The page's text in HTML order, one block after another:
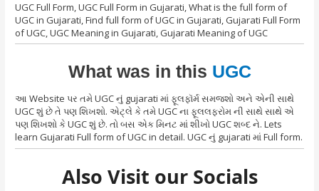
UGC Full Form, UGC Full Form in Gujarati, What is the full form of
UGC in Gujarati, Find full form of UGC in Gujarati, Gujarati Full Form
of UGC, UGC Meaning in Gujarati, Gujarati Meaning of UGC
What was in this UGC
આ Website પર તમે UGC નું gujarati માં ફૂલફૉર્મ સમજશો અને એની સાથે
UGC શું છે તે પણ શિખશો. એટ્લે કે તમે UGC ના ફૂલલફરોમ ની સાથે સાથે એ
પણ શિખશો કે UGC શું છે. તો બસ એક મિનટ માં શીખો UGC શબ્દ ને. Lets
learn Gujarati Full form of UGC in detail. UGC નું gujarati માં Full form.
Also Visit our Socials